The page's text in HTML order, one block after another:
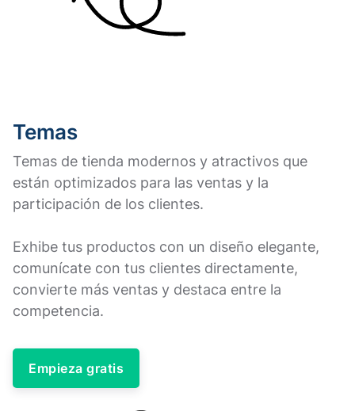
Temas
Temas de tienda modernos y atractivos que
están optimizados para las ventas y la
participación de los clientes.
Exhibe tus productos con un diseño elegante,
comunícate con tus clientes directamente,
convierte más ventas y destaca entre la
competencia.
Empieza gratis